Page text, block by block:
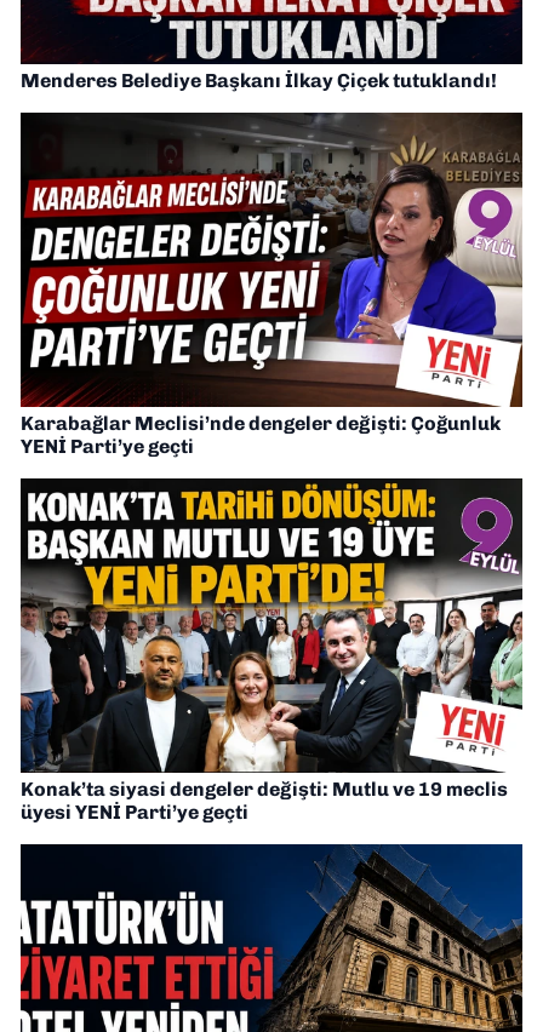
Menderes Belediye Başkanı İlkay Çiçek tutuklandı!
Karabağlar Meclisi’nde dengeler değişti: Çoğunluk
YENİ Parti’ye geçti
Konak’ta siyasi dengeler değişti: Mutlu ve 19 meclis
üyesi YENİ Parti’ye geçti